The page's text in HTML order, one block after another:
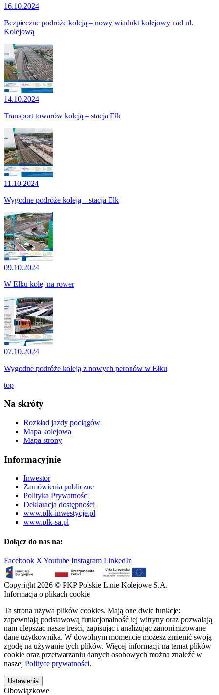
16.10.2024
Bezpieczne podróże koleją – nowy wiadukt kolejowy nad ul.
Kolejową
14.10.2024
Transport towarów koleją – stacja Ełk
11.10.2024
Wygodne podróże koleją – stacja Ełk
09.10.2024
W Ełku kolej na rower
07.10.2024
Wygodne podróże koleją z nowych peronów w Ełku
top
Na skróty
Rozkład jazdy pociągów
Mapa kolejowa
Mapa strony
Informacyjnie
Inwestor
Zamówienia publiczne
Polityka Prywatności
Deklaracja dostępności
www.plk-inwestycje.pl
www.plk-sa.pl
Dołącz do nas na:
Facebook X Youtube Instagram LinkedIn
Copyright 2026 © PKP Polskie Linie Kolejowe S.A.
Informacja o plikach cookie
Ta strona używa plików cookies. Mają one dwie funkcje:
zapewniają podstawową funkcjonalność tej witryny oraz pozwalają
nam ulepszać nasze treści, zapisując i analizując zanonimizowane
dane użytkownika. W dowolnym momencie możesz zmienić swoją
zgodę na używanie tych plików. Więcej informacji na temat plików
cookie oraz przetwarzaniu danych osobowych można znaleźć w
naszej Polityce prywatności.
Ustawienia
Obowiązkowe